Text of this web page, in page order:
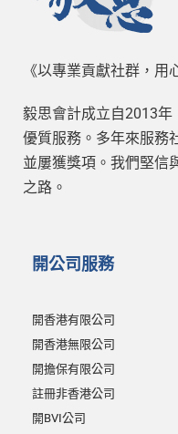
《以專業貢獻社群，用
毅思會計成立自2013
優質服務。多年來服務
並屢獲獎項。我們堅信
之路。
開公司服務
開香港有限公司
開香港無限公司
開擔保有限公司
註冊非香港公司
開BVI公司